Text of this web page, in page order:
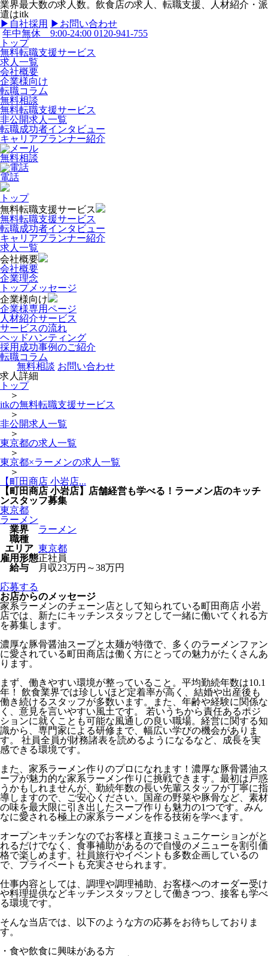
業界最大数の求人数。飲食店の求人、転職支援、人材紹介・派
遣はitk
▶︎自社採用 ▶︎お問い合わせ
年中無休 9:00-24:00 0120-941-755
トップ
無料転職支援サービス
求人一覧
会社概要
企業様向け
転職コラム
無料相談
無料転職支援サービス
非公開求人一覧
転職成功者インタビュー
キャリアプランナー紹介
無料相談
電話
トップ
無料転職支援サービス
無料転職支援サービス
転職成功者インタビュー
キャリアプランナー紹介
求人一覧
会社概要
会社概要
企業理念
トップメッセージ
企業様向け
企業様専用ページ
人材紹介サービス
サービスの流れ
ヘッドハンティング
採用成功事例のご紹介
転職コラム
無料相談 お問い合わせ
求人詳細
トップ
＞
itkの無料転職支援サービス
＞
非公開求人一覧
＞
東京都の求人一覧
＞
東京都×ラーメンの求人一覧
＞
【町田商店 小岩店...
【町田商店 小岩店】店舗経営も学べる！ラーメン店のキッチ
ンスタッフ募集
東京都
ラーメン
業界
ラーメン
職種
エリア 東京都
雇用形態正社員
給与
月収23万円～38万円
応募する
お店からのメッセージ
家系ラーメンのチェーン店として知られている町田商店 小岩
店では、新たにキッチンスタッフとして一緒に働いてくれる方
を募集します。
濃厚な豚骨醤油スープと太麺が特徴で、多くのラーメンファン
に愛されている町田商店は働く方にとっての魅力がたくさんあ
ります。
まず、働きやすい環境が整っていること。平均勤続年数は10.1
年！ 飲食業界では珍しいほど定着率が高く、結婚や出産後も
働き続けるスタッフが多数います。また、年齢や経験に関係な
く、意見を言いやすい風土です。 若いうちから責任あるポジ
ションに就くことも可能な風通しの良い職場。経営に関する知
識から、専門家による研修まで、幅広い学びの機会がありま
す。 社員全員が財務諸表を読めるようになるなど、成長を実
感できる環境です。
また、家系ラーメン作りのプロになれます！濃厚な豚骨醤油ス
ープが魅力的な家系ラーメン作りに挑戦できます。最初は戸惑
うかもしれませんが、勤続年数の長い先輩スタッフが丁寧に指
導しますので、ご安心ください。国産の野菜や豚骨など、素材
の味を最大限に引き出したスープ作りも魅力の1つです。みん
なに愛される極上の家系ラーメンを作る技術を学べます。
オープンキッチンなのでお客様と直接コミュニケーションがと
れるだけでなく、食事補助があるので自慢のメニューを割引価
格で楽しめます。社員旅行やイベントも多数企画しているの
で、プライベートも充実させられます。
仕事内容としては、調理や調理補助、お客様へのオーダー受け
や料理提供などキッチンスタッフとして働きつつ、接客も学べ
る環境です。
そんな当店では、以下のような方の応募をお待ちしておりま
す。
・食や飲食に興味がある方